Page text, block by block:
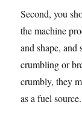
Second, you
the machine
and shape,
crumbling or
crumbly, they
as a fuel source.